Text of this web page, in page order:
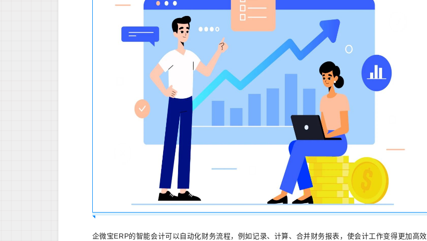
企微宝ERP的智能会计可以自动化财务流程，例如记录、计算、合并财务报表，使会计工作变得更加高效